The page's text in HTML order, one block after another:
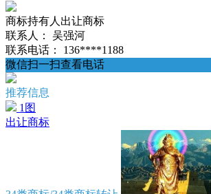
商标持有人出让商标
联系人：
吴强河
联系电话：
136****1188
微信扫一扫查看电话
推荐信息
1图
出让商标